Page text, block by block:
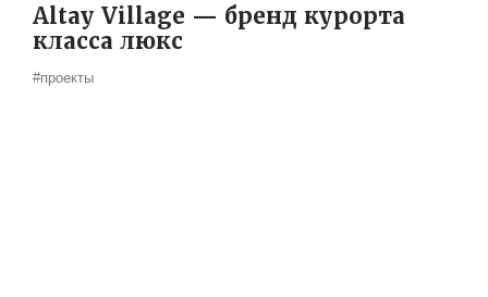
Altay Village — бренд курорта
класса люкс
#проекты